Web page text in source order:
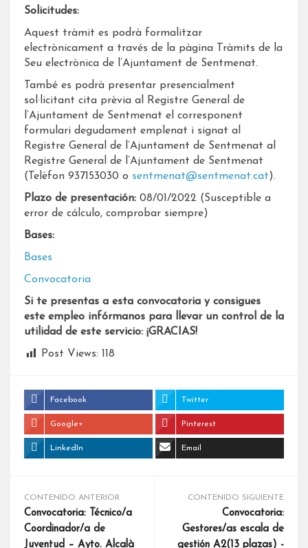
Solicitudes:
Aquest tràmit es podrà formalitzar
electrònicament a través de la pàgina Tràmits de la
Seu electrònica de l’Ajuntament de Sentmenat.
També es podrà presentar presencialment
sol·licitant cita prèvia al Registre General de
l’Ajuntament de Sentmenat el corresponent
formulari degudament emplenat i signat al
Registre General de l’Ajuntament de Sentmenat al
Registre General de l’Ajuntament de Sentmenat
(Telèfon 937153030 o sentmenat@sentmenat.cat).
Plazo de presentación: 08/01/2022 (Susceptible a
error de cálculo, comprobar siempre)
Bases:
Bases
Convocatoria
Si te presentas a esta convocatoria y consigues
este empleo infórmanos para llevar un control de la
utilidad de este servicio: ¡GRACIAS!
Post Views: 118
Facebook Twitter
Google+ Pinterest
LinkedIn Email
CONTENIDO ANTERIOR
Convocatoria: Técnico/a
Coordinador/a de
Juventud – Ayto. Alcalà
CONTENIDO SIGUIENTE
Convocatoria:
Gestores/as escala de
gestión A2(13 plazas) -